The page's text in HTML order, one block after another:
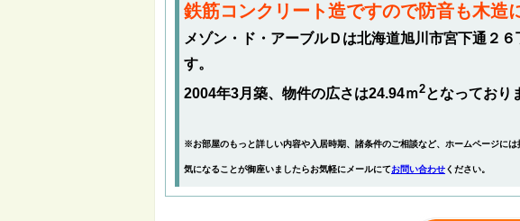
鉄筋コンクリート造ですので防音も木造
メゾン・ド・アーブルＤは北海道旭川市宮下通２
す。
2004年3月築、物件の広さは24.94ｍ2となっており
※お部屋のもっと詳しい内容や入居時期、諸条件のご相談など、ホームページには
気になることが御座いましたらお気軽にメールにてお問い合わせください。